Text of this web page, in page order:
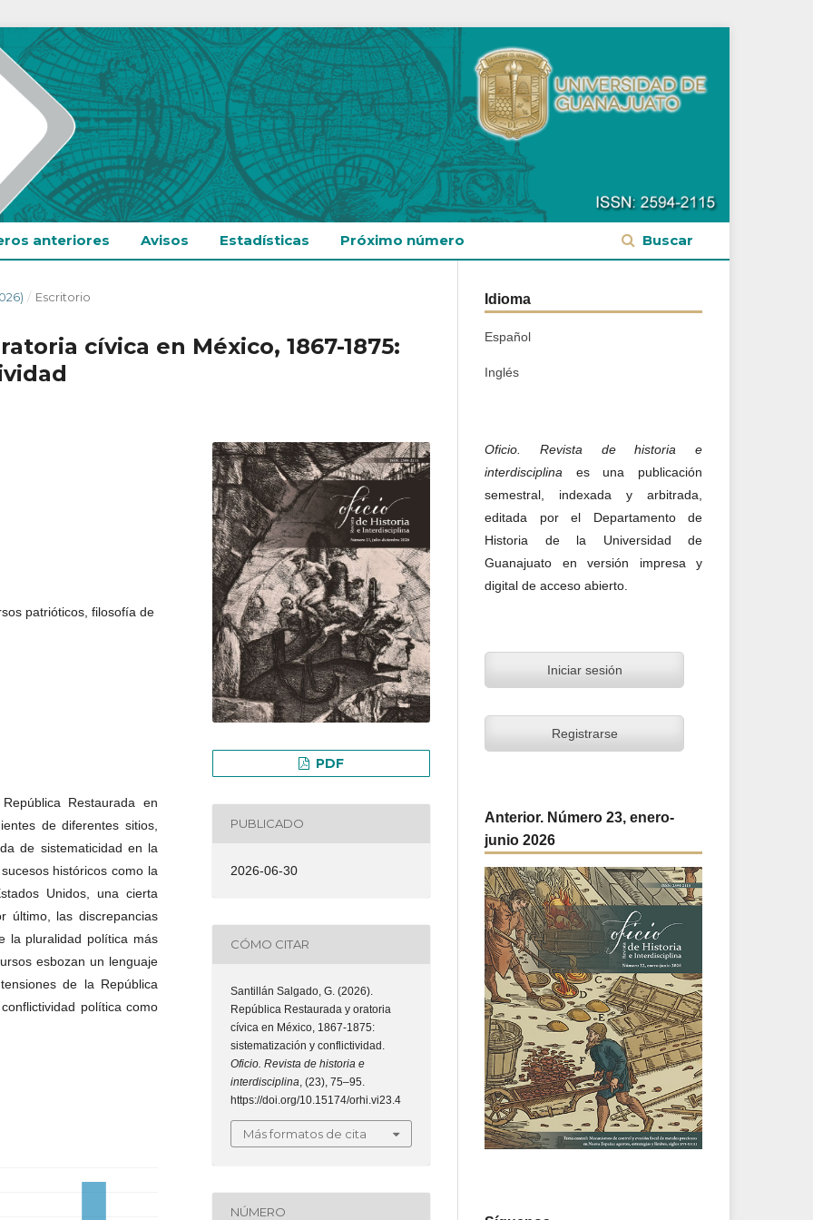
anteriores Avisos Estadísticas Próximo número Buscar
/ Escritorio
cívica en México, 1867-1875:
patrióticos, filosofía de
Restaurada en
de diferentes sitios,
de sistematicidad en la
históricos como la
Unidos, una cierta
último, las discrepancias
la pluralidad política más
esbozan un lenguaje
de la República
política como
PDF
PUBLICADO
2026-06-30
CÓMO CITAR
Santillán Salgado, G. (2026).
República Restaurada y oratoria
cívica en México, 1867-1875:
sistematización y conflictividad.
Oficio. Revista de historia e
interdisciplina, (23), 75–95.
https://doi.org/10.15174/orhi.vi23.4
Más formatos de cita
NÚMERO
Idioma
Español
Inglés
Oficio. Revista de historia e
interdisciplina es una publicación
semestral, indexada y arbitrada,
editada por el Departamento de
Historia de la Universidad de
Guanajuato en versión impresa y
digital de acceso abierto.
Iniciar sesión
Registrarse
Anterior. Número 23, enero-
junio 2026